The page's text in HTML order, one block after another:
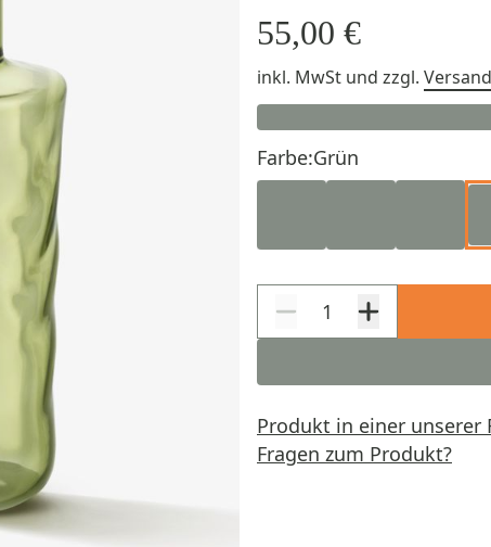
55,00 €
inkl. MwSt und zzgl. Versand
Farbe:Grün
Produkt in einer unserer
Fragen zum Produkt?